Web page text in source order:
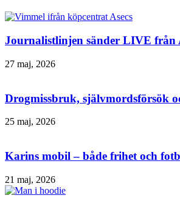
Journalistlinjen sänder LIVE från
27 maj, 2026
Drogmissbruk, självmordsförsök
25 maj, 2026
Karins mobil – både frihet och
21 maj, 2026